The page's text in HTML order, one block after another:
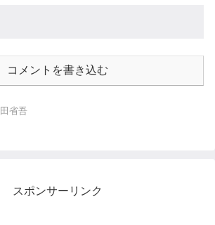
コメントを書き込む
省吾
スポンサーリンク